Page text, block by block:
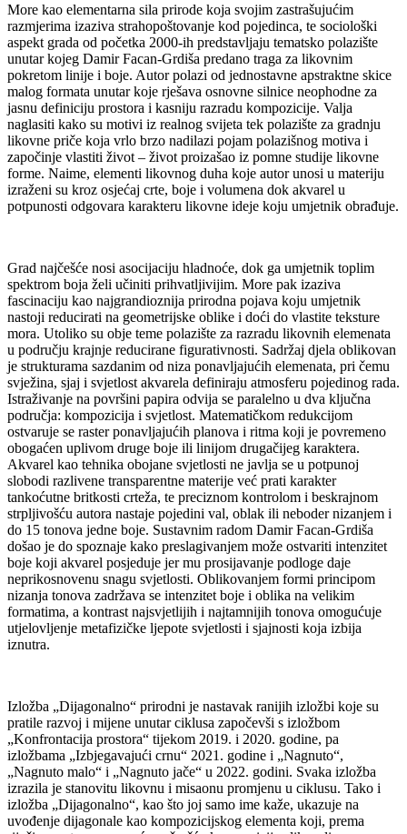
More kao elementarna sila prirode koja svojim zastrašujućim
razmjerima izaziva strahopoštovanje kod pojedinca, te sociološki
aspekt grada od početka 2000-ih predstavljaju tematsko polazište
unutar kojeg Damir Facan-Grdiša predano traga za likovnim
pokretom linije i boje. Autor polazi od jednostavne apstraktne skice
malog formata unutar koje rješava osnovne silnice neophodne za
jasnu definiciju prostora i kasniju razradu kompozicije. Valja
naglasiti kako su motivi iz realnog svijeta tek polazište za gradnju
likovne priče koja vrlo brzo nadilazi pojam polazišnog motiva i
započinje vlastiti život – život proizašao iz pomne studije likovne
forme. Naime, elementi likovnog duha koje autor unosi u materiju
izraženi su kroz osjećaj crte, boje i volumena dok akvarel u
potpunosti odgovara karakteru likovne ideje koju umjetnik obrađuje.
Grad najčešće nosi asocijaciju hladnoće, dok ga umjetnik toplim
spektrom boja želi učiniti prihvatljivijim. More pak izaziva
fascinaciju kao najgrandioznija prirodna pojava koju umjetnik
nastoji reducirati na geometrijske oblike i doći do vlastite teksture
mora. Utoliko su obje teme polazište za razradu likovnih elemenata
u području krajnje reducirane figurativnosti. Sadržaj djela oblikovan
je strukturama sazdanim od niza ponavljajućih elemenata, pri čemu
svježina, sjaj i svjetlost akvarela definiraju atmosferu pojedinog rada.
Istraživanje na površini papira odvija se paralelno u dva ključna
područja: kompozicija i svjetlost. Matematičkom redukcijom
ostvaruje se raster ponavljajućih planova i ritma koji je povremeno
obogaćen uplivom druge boje ili linijom drugačijeg karaktera.
Akvarel kao tehnika obojane svjetlosti ne javlja se u potpunoj
slobodi razlivene transparentne materije već prati karakter
tankoćutne britkosti crteža, te preciznom kontrolom i beskrajnom
strpljivošću autora nastaje pojedini val, oblak ili neboder nizanjem i
do 15 tonova jedne boje. Sustavnim radom Damir Facan-Grdiša
došao je do spoznaje kako preslagivanjem može ostvariti intenzitet
boje koji akvarel posjeduje jer mu prosijavanje podloge daje
neprikosnovenu snagu svjetlosti. Oblikovanjem formi principom
nizanja tonova zadržava se intenzitet boje i oblika na velikim
formatima, a kontrast najsvjetlijih i najtamnijih tonova omogućuje
utjelovljenje metafizičke ljepote svjetlosti i sjajnosti koja izbija
iznutra.
Izložba „Dijagonalno“ prirodni je nastavak ranijih izložbi koje su
pratile razvoj i mijene unutar ciklusa započevši s izložbom
„Konfrontacija prostora“ tijekom 2019. i 2020. godine, pa
izložbama „Izbjegavajući crnu“ 2021. godine i „Nagnuto“,
„Nagnuto malo“ i „Nagnuto jače“ u 2022. godini. Svaka izložba
izrazila je stanovitu likovnu i misaonu promjenu u ciklusu. Tako i
izložba „Dijagonalno“, kao što joj samo ime kaže, ukazuje na
uvođenje dijagonale kao kompozicijskog elementa koji, prema